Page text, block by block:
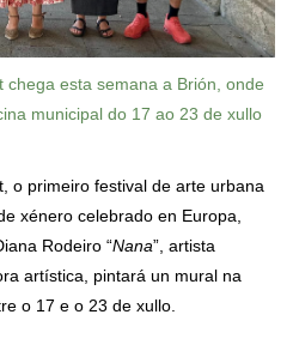
chega esta semana a Brión, onde
municipal do 17 ao 23 de xullo
o primeiro festival de arte urbana
xénero celebrado en Europa,
Rodeiro “Nana”, artista
artística, pintará un mural na
o 17 e o 23 de xullo.